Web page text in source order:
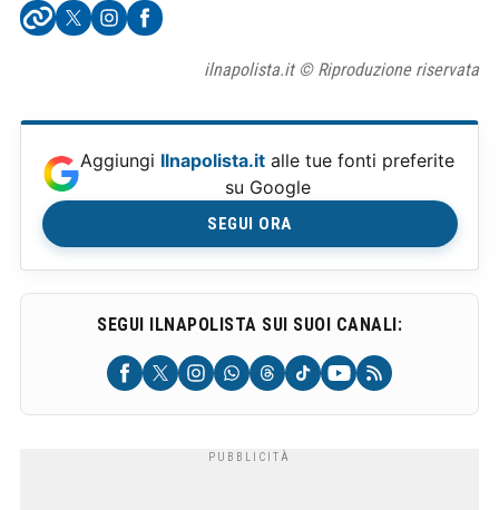
ilnapolista.it © Riproduzione riservata
Aggiungi Ilnapolista.it alle tue fonti preferite
su Google
SEGUI ORA
SEGUI ILNAPOLISTA SUI SUOI CANALI: